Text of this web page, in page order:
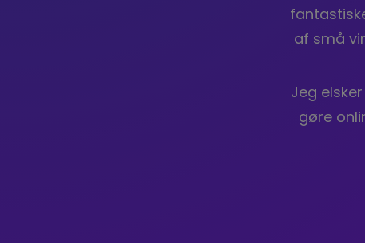
af små
Jeg
gøre